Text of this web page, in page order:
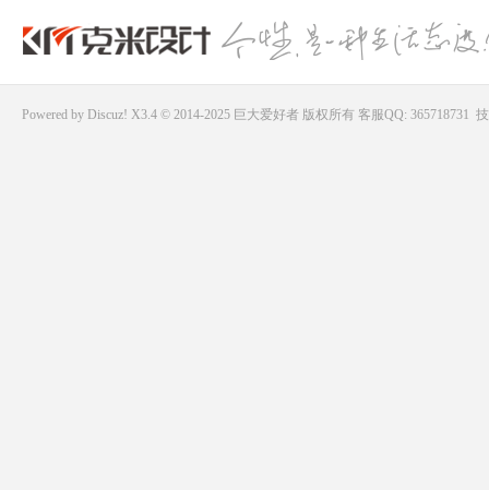
Powered by Discuz! X3.4 © 2014-2025 巨大爱好者版权所有 客服QQ: 365718731